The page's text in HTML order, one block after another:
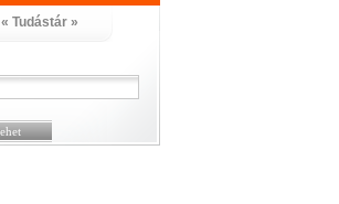
« Tudástár »